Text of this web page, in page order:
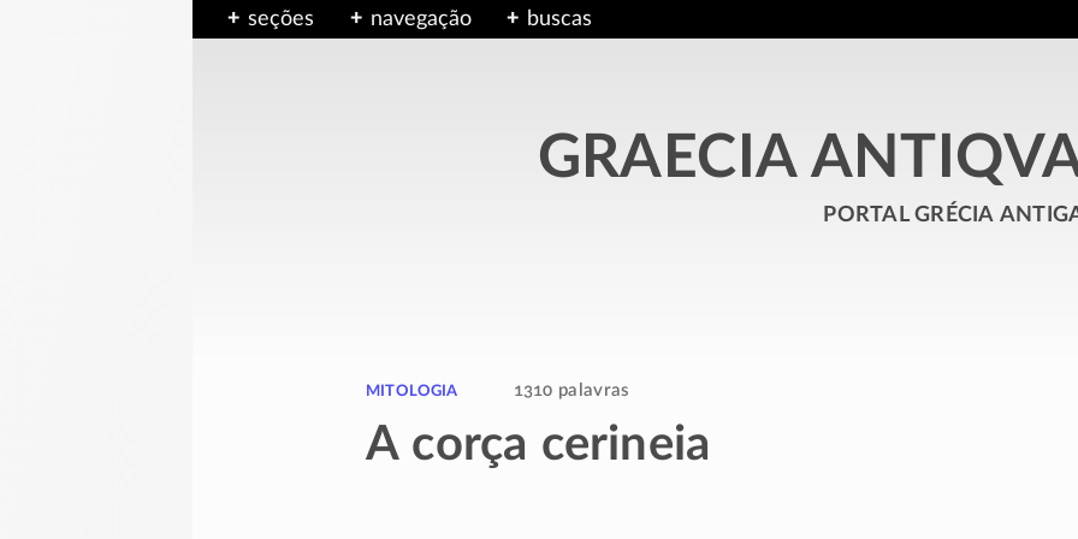
seções navegação buscas
GRAECIA
portal grécia
mitologia 1310 palavras
A corça cerineia